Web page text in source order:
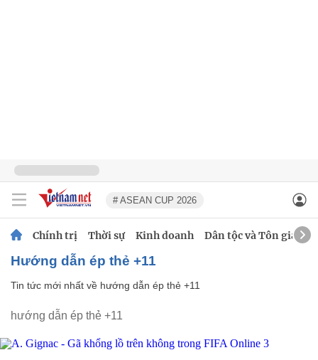
# ASEAN CUP 2026
Chính trị Thời sự Kinh doanh Dân tộc và Tôn giáo
hướng dẫn ép thẻ +11
Tin tức mới nhất về hướng dẫn ép thẻ +11
hướng dẫn ép thẻ +11